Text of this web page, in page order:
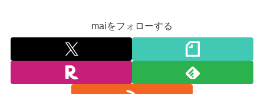
maiをフォローする